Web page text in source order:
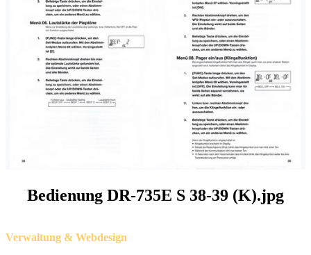
Bedienung DR-735E S 38-39 (K).jpg
Verwaltung & Webdesign